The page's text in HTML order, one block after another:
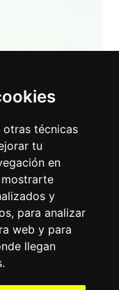
otras técnicas
tu
en
y
para analizar
web y para
llegan
temita
Una cosa
Y es
Algo
en silencio
que en el
siempre